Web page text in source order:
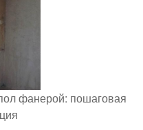
фанерой: пошаговая